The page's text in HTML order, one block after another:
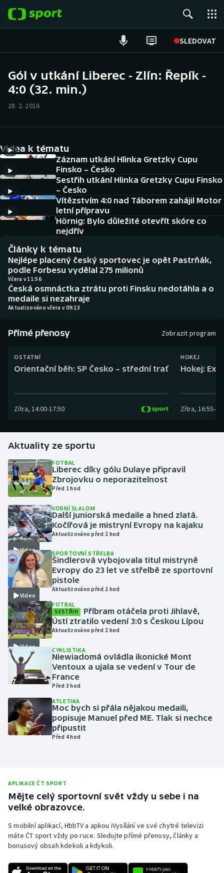
SLEDOVAT
Hokej
Cyklistika
DALŠÍ SPORTY
Americký fotbal
Baseball a softbal
Basketbal
Biatlon
Boby a skeleton
Box
Curling
Golf
Gymnastika
Házená
Jezdectví
Judo
Krasobruslení
Lezení
Lyže a snowboard
Moderní pětiboj
Motorsport
Olympijské hry
Parasport
Plavání
Ragby
Rychlobruslení
Rychlostní kanoistika
NEPŘEHLÉDNĚTE
Historické návraty
Aplikace ČT sport
AZ kvíz
Gól v utkání Liberec - Zlín: Řepík -
4:0 (32. min.)
28. 2. 2016
Videa k tématu
Záznam utkání Hlinka Gretzky Cupu
Finsko – Česko
Sestřih utkání Hlinka Gretzky Cupu Finsko
– Česko
Vítězstvím 4:0 nad Táborem zahájil Motor
letní přípravu
Hörnig: Bylo důležité otevřít skóre co
nejdřív
Články k tématu
Nejlépe placený český sportovec je opět Pastrňák,
podle Forbesu vydělal 275 milionů
Včera v 11:56
Česká osmnáctka ztrátu proti Finsku nedotáhla a o
medaile si nezahraje
Aktualizováno včera v 09:23
Přímé přenosy Zobrazit program
OSTATNÍ
Orientační běh: SP Česko – střední trať
Zítra, 14:00-17:50
HOKEJ
Hokej:
Zítra, 16:55-
Aktuality ze sportu
FOTBAL
Liberec díky gólu Dulaye připravil
Zbrojovku o neporazitelnost
Před 1 hod
Video
VODNÍ SLALOM
Další juniorská medaile a hned zlatá.
Kočířová je mistryní Evropy na kajaku
Aktualizováno před 2 hod
Video
SPORTOVNÍ STŘELBA
Šindlerová vybojovala titul mistryně
Evropy do 23 let ve střelbě ze sportovní
pistole
Aktualizováno před 2 hod
Video
FOTBAL
SESTŘIH
Příbram otáčela proti Jihlavě,
Ústí ztratilo vedení 3:0 s Českou Lípou
Aktualizováno před 2 hod
CYKLISTIKA
Niewiadomá ovládla ikonické Mont
Ventoux a ujala se vedení v Tour de
France
Před 3 hod
ATLETIKA
Moc bych si přála nějakou medaili,
popisuje Manuel před ME. Tlak si nechce
připustit
Před 4 hod
APLIKACE ČT SPORT
Mějte celý sportovní svět vždy u sebe i na
velké obrazovce.
S mobilní aplikací, HbbTV a apkou iVysílání ve své chytré televizi
máte ČT sport vždy po ruce. Sledujte přímé přenosy, články a
bonusový obsah kdekoli a kdykoli.